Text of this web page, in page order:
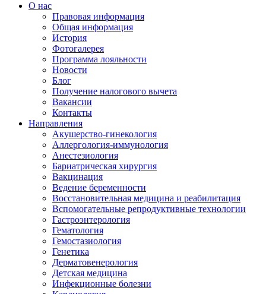
О нас
Правовая информация
Общая информация
История
Фотогалерея
Программа лояльности
Новости
Блог
Получение налогового вычета
Вакансии
Контакты
Направления
Акушерство-гинекология
Аллергология-иммунология
Анестезиология
Бариатрическая хирургия
Вакцинация
Ведение беременности
Восстановительная медицина и реабилитация
Вспомогательные репродуктивные технологии
Гастроэнтерология
Гематология
Гемостазиология
Генетика
Дерматовенерология
Детская медицина
Инфекционные болезни